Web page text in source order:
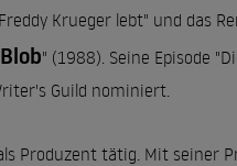
Krueger lebt" und das
" (1988). Seine Episode
Guild nominiert.
Produzent tätig. Mit seiner